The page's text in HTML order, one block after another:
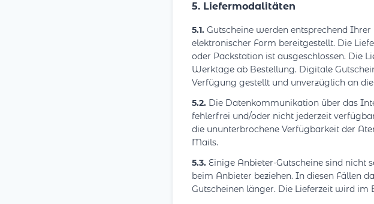
5. Liefermodalitäten
5.1. Gutscheine werden entsprechend
elektronischer Form bereitgestellt. Die
oder Packstation ist ausgeschlossen. Die
Werktage ab Bestellung. Digitale
Verfügung gestellt und unverzüglich an
5.2. Die Datenkommunikation über das
fehlerfrei und/oder nicht jederzeit
die ununterbrochene Verfügbarkeit der
Mails.
5.3. Einige Anbieter-Gutscheine sind nicht
beim Anbieter beziehen. In diesen Fällen
Gutscheinen länger. Die Lieferzeit wird im